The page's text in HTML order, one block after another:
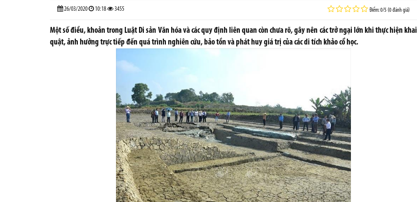
26/03/2020 10:18 3455 Điểm: 0/5 (0 đánh giá)
Một số điều, khoản trong Luật Di sản Văn hóa và các quy định liên quan còn chưa rõ, gây nên các trở ngại lớn khi thực hiện khai
quật, ảnh hưởng trực tiếp đến quá trình nghiên cứu, bảo tồn và phát huy giá trị của các di tích khảo cổ học.